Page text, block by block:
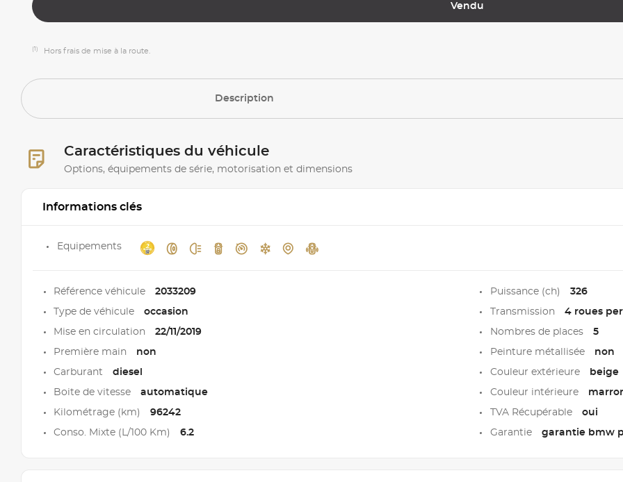
Vendu
(1) Hors frais de mise à la route.
Description
Caractéristiques du véhicule
Options, équipements de série, motorisation et dimensions
Informations clés
Equipements
Référence véhicule 2033209
Type de véhicule occasion
Mise en circulation 22/11/2019
Première main non
Carburant diesel
Boite de vitesse automatique
Kilométrage (km) 96242
Conso. Mixte (L/100 Km) 6.2
Puissance (ch) 326
Transmission 4 roues
Nombres de places 5
Peinture métallisée non
Couleur extérieure beige
Couleur intérieure
TVA Récupérable oui
Garantie garantie bmw